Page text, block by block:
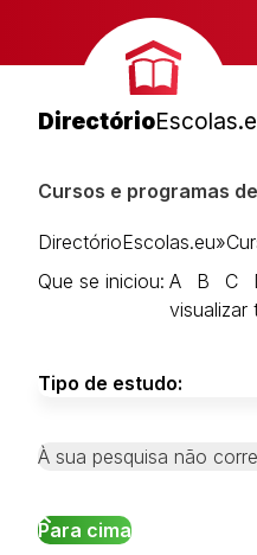
Directório
Cursos e programas
DirectórioEscolas.eu»
Que se iniciou: A B C
visualizar
À sua pesquisa não
Para cima